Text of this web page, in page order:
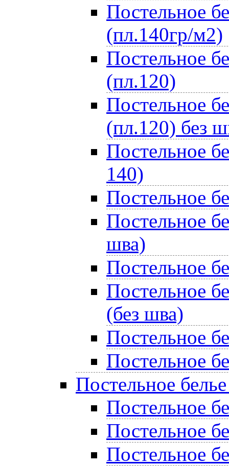
Постельное
(пл.140гр/м2)
Постельное
(пл.120)
Постельное
(пл.120) без
Постельное
140)
Постельное
Постельное
шва)
Постельное
Постельное
(без шва)
Постельное
Постельное
Постельное
Постельное
Постельное
Постельное